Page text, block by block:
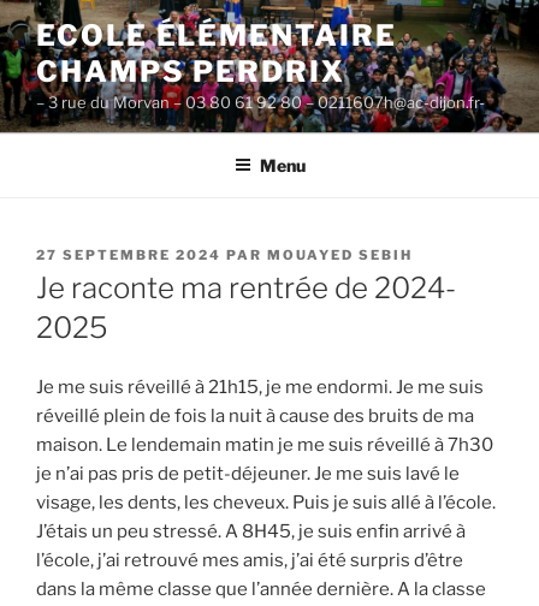
Aller
au
contenu
principal
ECOLE ÉLÉMENTAIRE
CHAMPS PERDRIX
– 3 rue du Morvan – 03 80 61 92 80 – 0211607h@ac-dijon.fr-
Menu
PUBLIÉ
LE
27 SEPTEMBRE 2024 PAR MOUAYED SEBIH
Je raconte ma rentrée de 2024-
2025
Je me suis réveillé à 21h15, je me endormi. Je me suis
réveillé plein de fois la nuit à cause des bruits de ma
maison. Le lendemain matin je me suis réveillé à 7h30
je n’ai pas pris de petit-déjeuner. Je me suis lavé le
visage, les dents, les cheveux. Puis je suis allé à l’école.
J’étais un peu stressé. A 8H45, je suis enfin arrivé à
l’école, j’ai retrouvé mes amis, j’ai été surpris d’être
dans la même classe que l’année dernière. A la classe